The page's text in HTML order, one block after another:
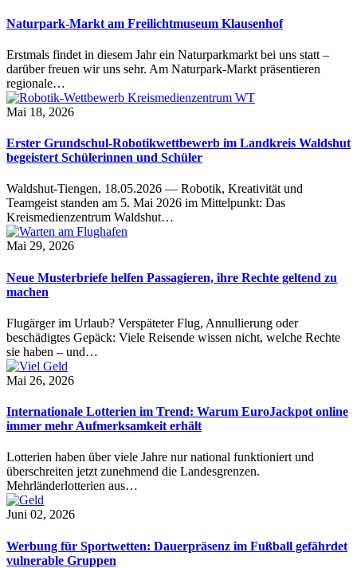
Naturpark-Markt am Freilichtmuseum Klausenhof
Erstmals findet in diesem Jahr ein Naturparkmarkt bei uns statt –
darüber freuen wir uns sehr. Am Naturpark-Markt präsentieren
regionale…
Mai 18, 2026
Erster Grundschul-Robotikwettbewerb im Landkreis Waldshut
begeistert Schülerinnen und Schüler
Waldshut-Tiengen, 18.05.2026 — Robotik, Kreativität und
Teamgeist standen am 5. Mai 2026 im Mittelpunkt: Das
Kreismedienzentrum Waldshut…
Mai 29, 2026
Neue Musterbriefe helfen Passagieren, ihre Rechte geltend zu
machen
Flugärger im Urlaub? Verspäteter Flug, Annullierung oder
beschädigtes Gepäck: Viele Reisende wissen nicht, welche Rechte
sie haben – und…
Mai 26, 2026
Internationale Lotterien im Trend: Warum EuroJackpot online
immer mehr Aufmerksamkeit erhält
Lotterien haben über viele Jahre nur national funktioniert und
überschreiten jetzt zunehmend die Landesgrenzen.
Mehrländerlotterien aus…
Juni 02, 2026
Werbung für Sportwetten: Dauerpräsenz im Fußball gefährdet
vulnerable Gruppen